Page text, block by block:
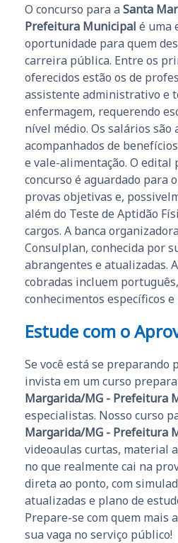
O concurso para a Santa
Prefeitura Municipal é uma
oportunidade para quem
carreira pública. Entre os
oferecidos estão os de
assistente administrativo e
enfermagem, requerendo
nível médio. Os salários são
acompanhados de
e vale-alimentação. O edital
concurso é aguardado para
provas objetivas e,
além do Teste de Aptidão
cargos. A banca
Consulplan, conhecida por
abrangentes e atualizadas.
cobradas incluem
conhecimentos específicos e
Estude com o
Se você está se preparando
invista em um curso
Margarida/MG - Prefeitura
especialistas. Nosso curso
Margarida/MG - Prefeitura
videoaulas curtas, material
no que realmente cai na
direta ao ponto, com
atualizadas e plano de
Prepare-se com quem mais
sua vaga no serviço público!